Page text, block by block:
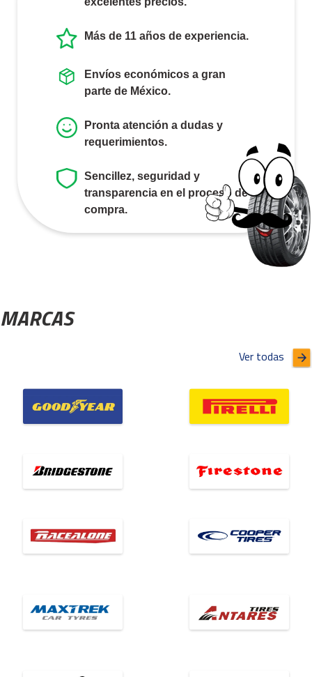
Más de 11 años de experiencia.
Envíos económicos a gran
parte de México.
Pronta atención a dudas y
requerimientos.
Sencillez, seguridad y
transparencia en el proceso de
compra.
MARCAS
Ver todas